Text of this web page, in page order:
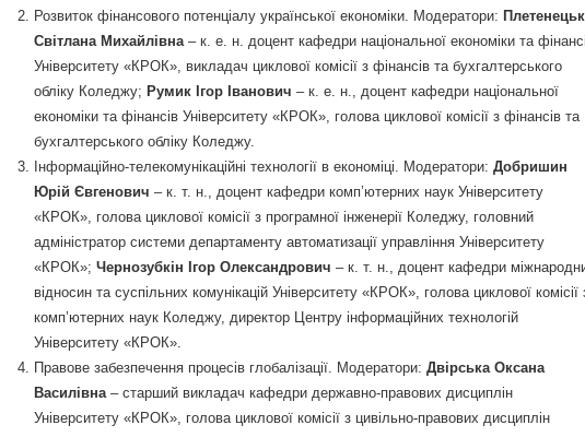
Розвиток фінансового потенціалу української економіки. Модератори:
Світлана Михайлівна– к. е. н. доцент кафедри національної економіки та
Університету «КРОК», викладач циклової комісії з фінансів та бухгалтерського
обліку Коледжу; Румик Ігор Іванович – к. е. н., доцент кафедри національної
економіки та фінансів Університету «КРОК», голова циклової комісії з фінансів та
бухгалтерського обліку Коледжу.
Інформаційно-телекомунікаційні технології в економіці. Модератори: Добришин
Юрій Євгенович – к. т. н., доцент кафедри комп’ютерних наук Університету
«КРОК», голова циклової комісії з програмної інженерії Коледжу, головний
адміністратор системи департаменту автоматизації управління Університету
«КРОК»; Чернозубкін Ігор Олександрович – к. т. н., доцент кафедри
відносин та суспільних комунікацій Університету «КРОК», голова циклової комісії
комп’ютерних наук Коледжу, директор Центру інформаційних технологій
Університету «КРОК».
Правове забезпечення процесів глобалізації. Модератори: Двірська Оксана
Василівна– старший викладач кафедри державно-правових дисциплін
Університету «КРОК», голова циклової комісії з цивільно-правових дисциплін